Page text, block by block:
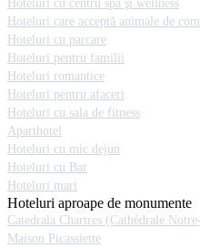
Hoteluri cu centru spa şi wellness
Hoteluri care acceptă animale de
Hoteluri cu parcare
Hoteluri pentru familii
Hoteluri romantice
Hoteluri pentru afaceri
Hoteluri cu sala de fitness
Aparthotel
Hoteluri cu mic dejun
Hoteluri cu Bar
Hoteluri mari
Hoteluri aproape de monumente
Catedrala Chartres (Cathédrale
Maison Picassiette